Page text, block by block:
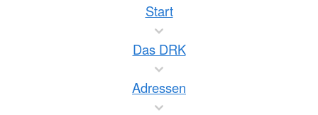
Start
Das DRK
Adressen